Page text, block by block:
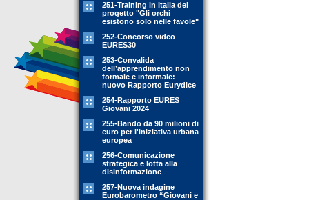
251-Training in Italia del
progetto "Gli orchi
esistono solo nelle favole"
252-Concorso video
EURES30
253-Convalida
dell’apprendimento non
formale e informale:
nuovo Rapporto Eurydice
254-Rapporto EURES
Giovani 2024
255-Bando da 90 milioni di
euro per l'iniziativa urbana
europea
256-Comunicazione
strategica e lotta alla
disinformazione
257-Nuova indagine
Eurobarometro “Giovani e